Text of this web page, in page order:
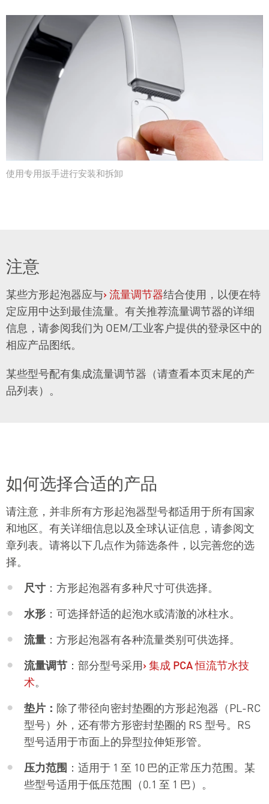
使用专用扳手进行安装和拆卸
注意
某些方形起泡器应与› 流量调节器结合使用，以便在特
定应用中达到最佳流量。有关推荐流量调节器的详细
信息，请参阅我们为 OEM/工业客户提供的登录区中的
相应产品图纸。
某些型号配有集成流量调节器（请查看本页末尾的产
品列表）。
如何选择合适的产品
请注意，并非所有方形起泡器型号都适用于所有国家
和地区。有关详细信息以及全球认证信息，请参阅文
章列表。请将以下几点作为筛选条件，以完善您的选
择。
尺寸 ：方形起泡器有多种尺寸可供选择。
水形 ：可选择舒适的起泡水或清澈的冰柱水。
流量 ：方形起泡器有各种流量类别可供选择。
流量调节 ：部分型号采用›集成 PCA 恒流节水技
术。
垫片： 除了带径向密封垫圈的方形起泡器（PL-RC
型号）外，还有带方形密封垫圈的 RS 型号。RS
型号适用于市面上的异型拉伸矩形管。
压力范围 ：适用于 1 至 10 巴的正常压力范围。某
些型号适用于低压范围（0.1 至 1 巴）。